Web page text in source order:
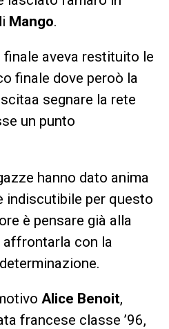
Mango.
aveva restituito le
finale dove peroò la
segnare la rete
un punto
hanno dato anima
indiscutibile per questo
è pensare già alla
con la
Alice Benoit,
francese classe ’96,